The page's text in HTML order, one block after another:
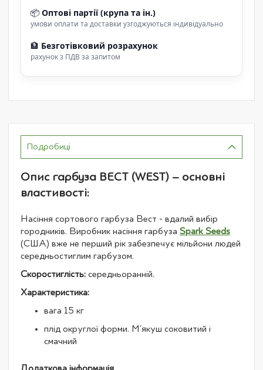
📦 Оптові партії (крупа та ін.)
умови оплати та доставки узгоджуються індивідуально
🏦 Безготівковий розрахунок
рахунок з ПДВ за запитом
Подробиці
Опис гарбуза ВЕСТ (WEST) – основні
властивості:
Насіння сортового гарбуза Вест - вдалий вибір
городників. Виробник насіння гарбуза Spark Seeds
(США) вже не перший рік забезпечує мільйони людей
середньостиглим гарбузом.
Скоростиглість: середньоранній.
Характеристика:
вага 15 кг
плід округлої форми. М'якуш соковитий і
смачний